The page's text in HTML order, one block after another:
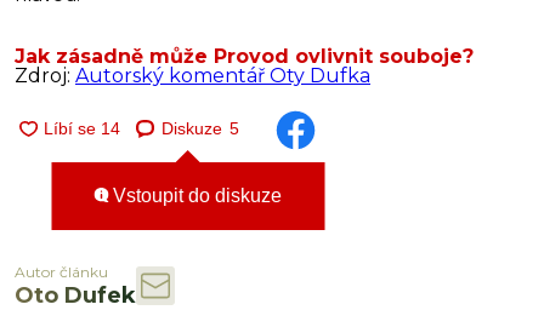
Jak zásadně může Provod ovlivnit souboje?
Zdroj: Autorský komentář Oty Dufka
Diskuze 5
Vstoupit do diskuze
Autor článku
Oto Dufek